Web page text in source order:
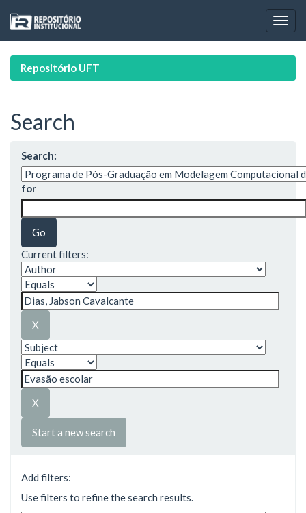
navigation
Repositório UFT
Search
Search:
for
Current filters:
Start a new search
Add filters:
Use filters to refine the search results.